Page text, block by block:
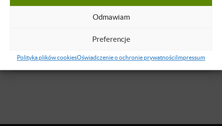
Odmawiam
Preferencje
Polityka plików cookiesOświadczenie o ochronie prywatnościImpressum
Szymon Węsierski
Dowiedz się więcej